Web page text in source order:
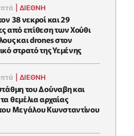
|ΔΙΕΘΝΗ
38 νεκροί και 29
από επίθεση των Χούθι
και drones στον
στρατό της Υεμένης
|ΔΙΕΘΝΗ
του Δούναβη και
θεμέλια αρχαίας
Μεγάλου Κωνσταντίνου